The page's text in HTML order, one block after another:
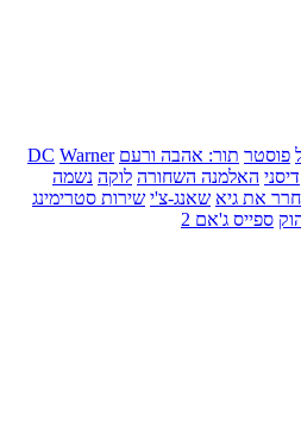
פוסטר תור: אהבה ורעם DC Warner
דיסני האלמנה השחורה לוקה נשמה
את גיא שאנג-צ'י שירות סטרימינג
ספייס ג'אם 2